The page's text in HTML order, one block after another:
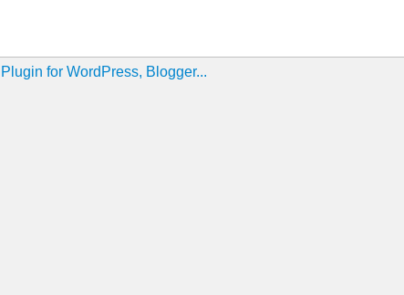
Brasil: análise da rodada / Flamengo e Cruzeiro sofrem, Botafogo se